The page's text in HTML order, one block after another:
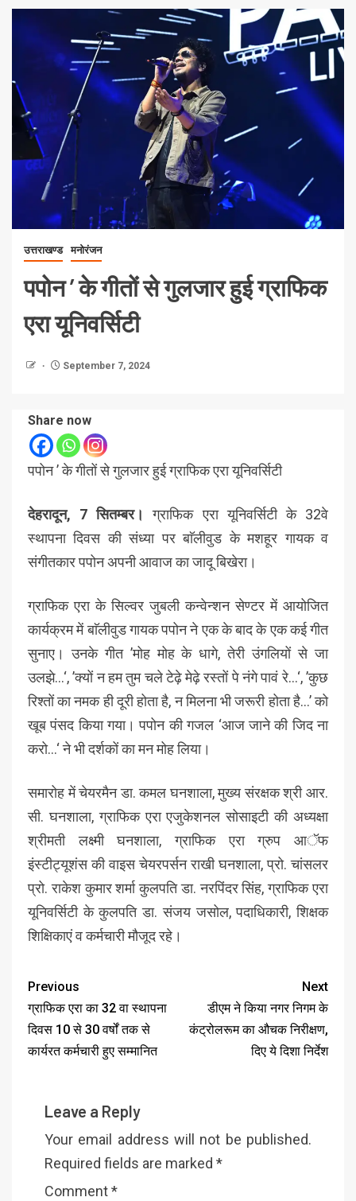
उत्तराखण्ड मनोरंजन
पपोन ’ के गीतों से गुलजार हुई ग्राफिक
एरा यूनिवर्सिटी
September 7, 2024
Share now
पपोन ’ के गीतों से गुलजार हुई ग्राफिक एरा यूनिवर्सिटी
देहरादून, 7 सितम्बर।
ग्राफिक एरा यूनिवर्सिटी के 32वे
स्थापना दिवस की संध्या पर बाॅलीवुड के मशहूर गायक व
संगीतकार पपोन अपनी आवाज का जादू बिखेरा।
ग्राफिक एरा के सिल्वर जुबली कन्वेन्शन सेण्टर में आयोजित
कार्यक्रम में बाॅलीवुड गायक पपोन ने एक के बाद के एक कई गीत
सुनाए। उनके गीत ’मोह मोह के धागे, तेरी उंगलियों से जा
उलझे…‘, ’क्यों न हम तुम चले टेढ़े मेढ़े रस्तों पे नंगे पावं रे…‘, ’कुछ
रिश्तों का नमक ही दूरी होता है, न मिलना भी जरूरी होता है…’ को
खूब पंसद किया गया। पपोन की गजल ‘आज जाने की जिद ना
करो…‘ ने भी दर्शकों का मन मोह लिया।
समारोह में चेयरमैन डा. कमल घनशाला, मुख्य संरक्षक श्री आर.
सी. घनशाला, ग्राफिक एरा एजुकेशनल सोसाइटी की अध्यक्षा
श्रीमती लक्ष्मी घनशाला, ग्राफिक एरा ग्रुप आॅफ
इंस्टीट्यूशंस की वाइस चेयरपर्सन राखी घनशाला, प्रो. चांसलर
प्रो. राकेश कुमार शर्मा कुलपति डा. नरपिंदर सिंह, ग्राफिक एरा
यूनिवर्सिटी के कुलपति डा. संजय जसोल, पदाधिकारी, शिक्षक
शिक्षिकाएं व कर्मचारी मौजूद रहे।
Previous
ग्राफिक एरा का 32 वा स्थापना
दिवस 10 से 30 वर्षों तक से
कार्यरत कर्मचारी हुए सम्मानित
Next
डीएम ने किया नगर निगम के
कंट्रोलरूम का औचक निरीक्षण,
दिए ये दिशा निर्देश
Leave a Reply
Your email address will not be published.
Required fields are marked *
Comment*